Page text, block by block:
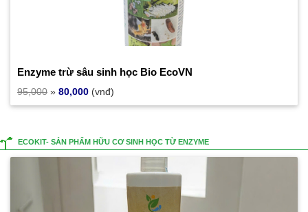
Enzyme trừ sâu sinh học Bio EcoVN
95,000 » 80,000 (vnđ)
ECOKIT- SẢN PHẨM HỮU CƠ SINH HỌC TỪ ENZYME